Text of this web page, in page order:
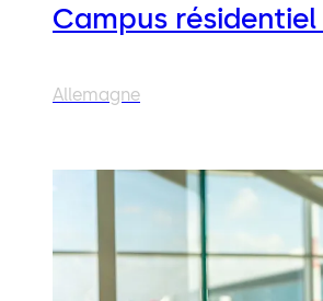
Campus
Allemagne